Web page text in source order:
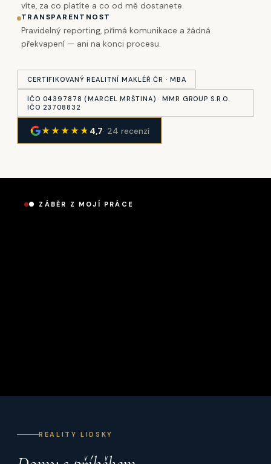
víte, za co platíte a co od mě dostanete.
TRANSPARENTNOST
Pravidelný reporting, přímá komunikace a žádná
překvapení — ani na konci procesu.
CERTIFIKOVANÝ REALITNÍ MAKLÉŘ ČR · MBA
IČO 04397878 (MARCEL MRŠTINA) · MMR GROUP S.R.O.
IČO 23708832
★★★★★ 4,7· 24 recenzí
● ZÁBĚR Z MOJÍ PRÁCE
REALITY LIDSKY